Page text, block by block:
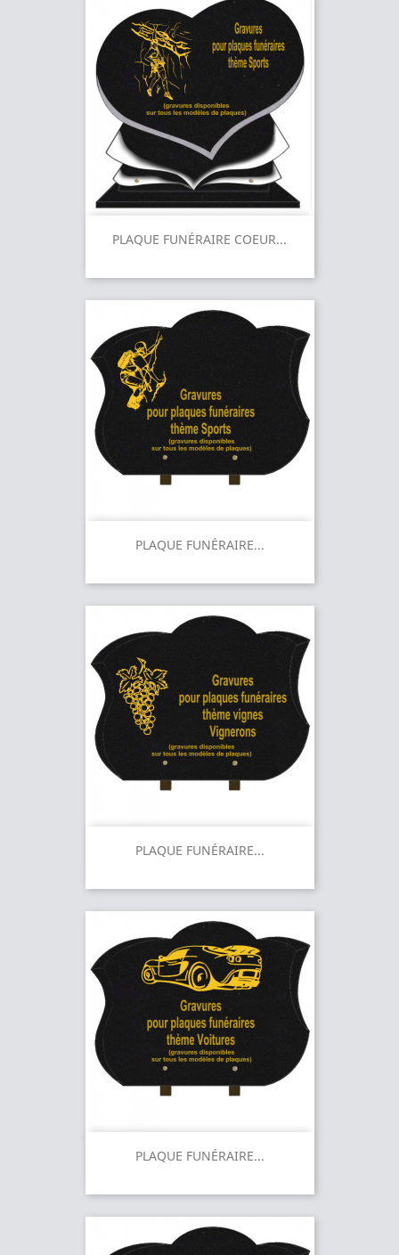
PLAQUE FUNÉRAIRE COEUR...
PLAQUE FUNÉRAIRE...
PLAQUE FUNÉRAIRE...
PLAQUE FUNÉRAIRE...